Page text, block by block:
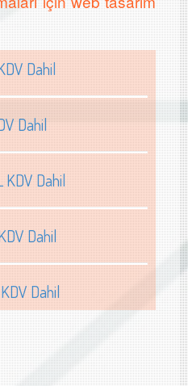
Dahil
Dahil
Dahil
Dahil
Dahil